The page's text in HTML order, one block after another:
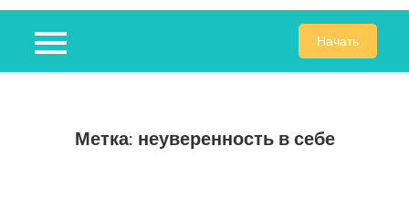
Начать
Метка: неуверенность в себе